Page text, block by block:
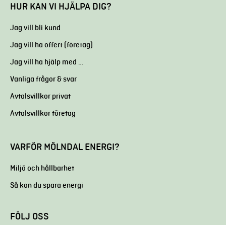
HUR KAN VI HJÄLPA DIG?
Jag vill bli kund
Jag vill ha offert (företag)
Jag vill ha hjälp med …
Vanliga frågor & svar
Avtalsvillkor privat
Avtalsvillkor företag
VARFÖR MÖLNDAL ENERGI?
Miljö och hållbarhet
Så kan du spara energi
FÖLJ OSS